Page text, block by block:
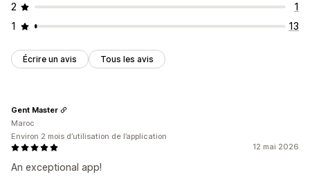
2
1
1
13
Écrire un avis Tous les avis
12 mai 2026
An exceptional app!
Gent Master
Maroc
Environ 2 mois d’utilisation de l’application